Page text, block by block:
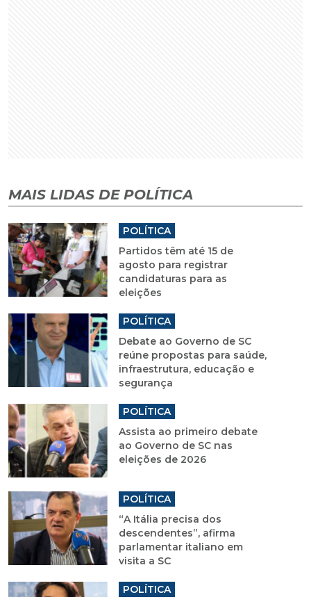
MAIS LIDAS DE POLÍTICA
POLÍTICA
Partidos têm até 15 de
agosto para registrar
candidaturas para as
eleições
POLÍTICA
Debate ao Governo de SC
reúne propostas para saúde,
infraestrutura, educação e
segurança
POLÍTICA
Assista ao primeiro debate
ao Governo de SC nas
eleições de 2026
POLÍTICA
“A Itália precisa dos
descendentes”, afirma
parlamentar italiano em
visita a SC
POLÍTICA